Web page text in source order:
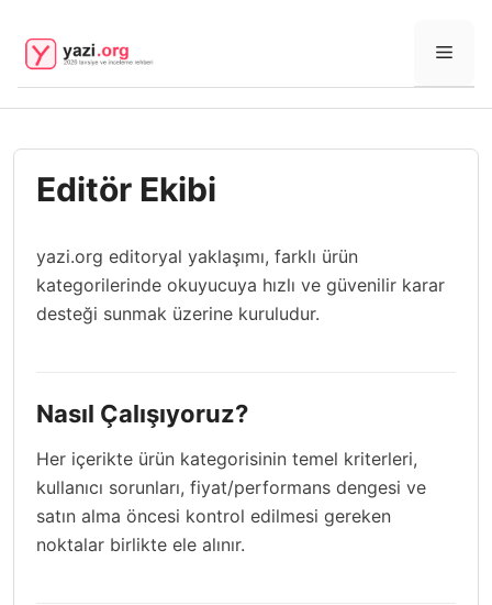
atla
Editör Ekibi
yazi.org editoryal yaklaşımı, farklı ürün
kategorilerinde okuyucuya hızlı ve güvenilir karar
desteği sunmak üzerine kuruludur.
Nasıl Çalışıyoruz?
Her içerikte ürün kategorisinin temel kriterleri,
kullanıcı sorunları, fiyat/performans dengesi ve
satın alma öncesi kontrol edilmesi gereken
noktalar birlikte ele alınır.